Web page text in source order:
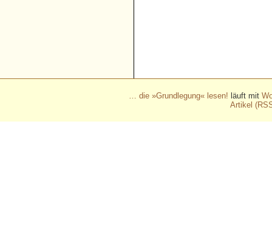
… die »Grundlegung« lesen! läuft mit
Artikel